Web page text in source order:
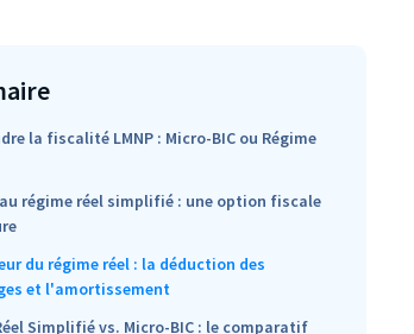
la fiscalité LMNP : Micro-BIC ou Régime
au régime réel simplifié : une option fiscale
du régime réel : la déduction des
et l'amortissement
Simplifié vs. Micro-BIC : le comparatif